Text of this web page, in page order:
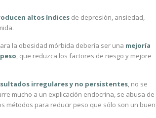
altos índices de depresión, ansiedad,
la obesidad mórbida debería ser una mejoría
, que reduzca los factores de riesgo y mejore
irregulares y no persistentes, no se
mucho a un explicación endocrina, se abusa de
métodos para reducir peso que sólo son un buen